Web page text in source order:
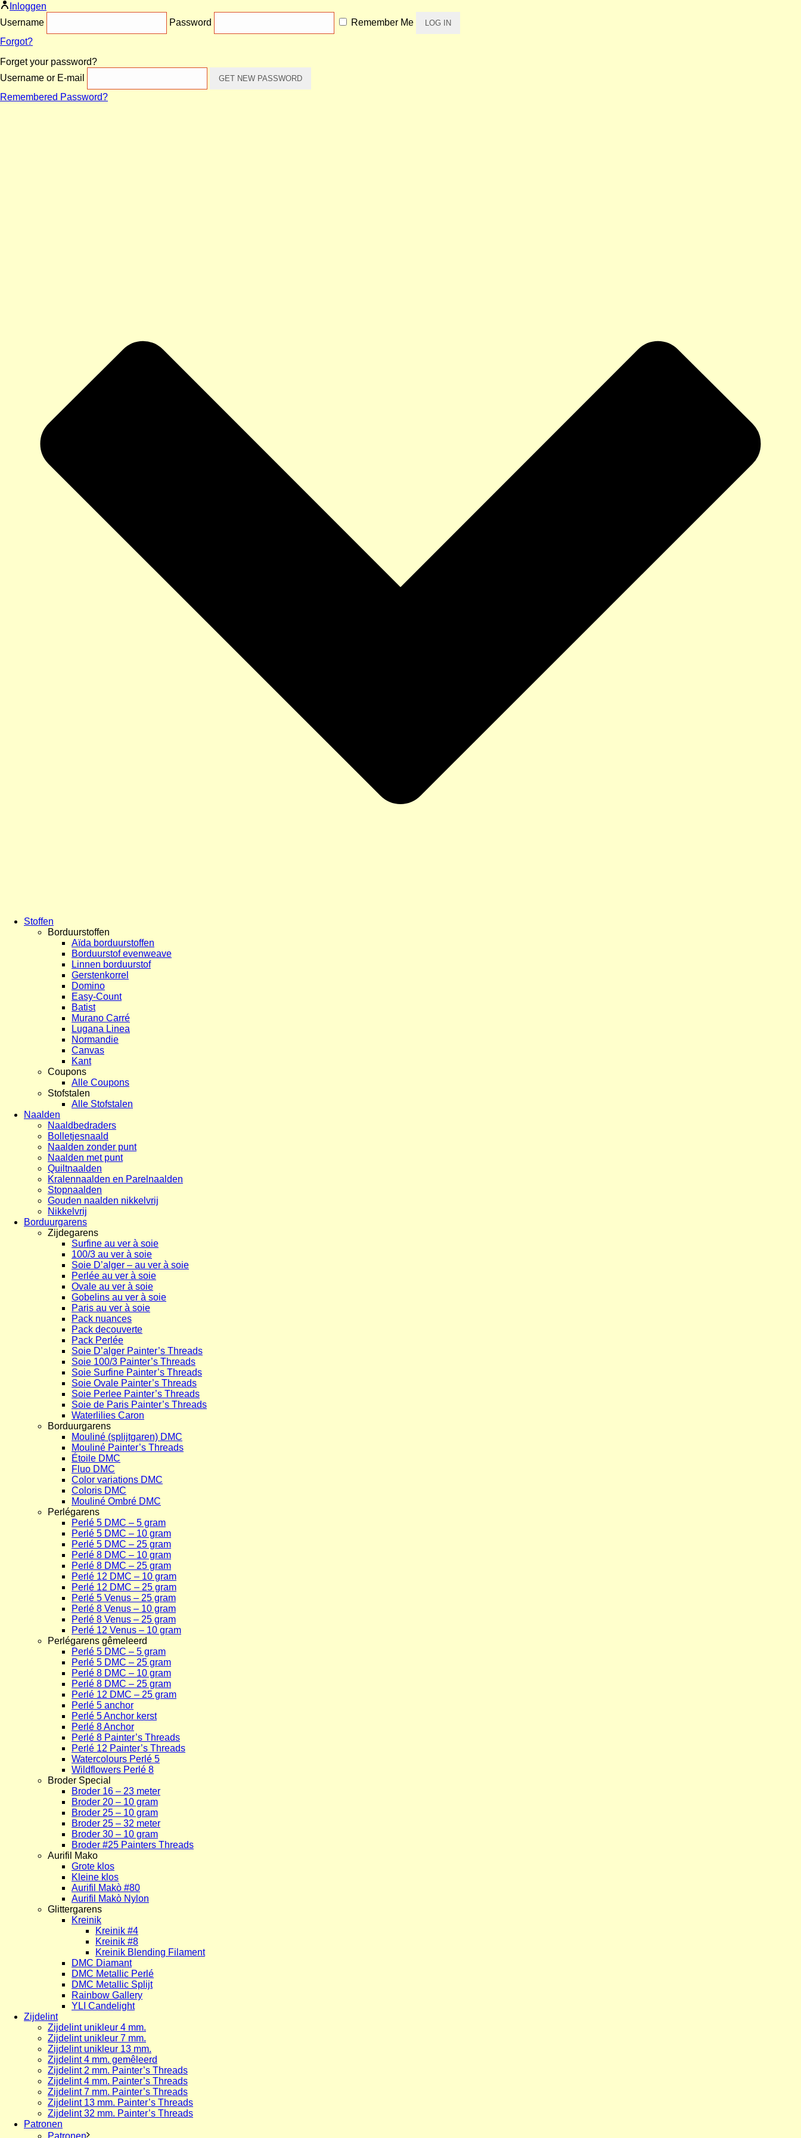
Inloggen
Username
Password
Remember Me
Forgot?
Forget your password?
Username or E-mail
Remembered Password?
Stoffen
Borduurstoffen
Aïda borduurstoffen
Borduurstof evenweave
Linnen borduurstof
Gerstenkorrel
Domino
Easy-Count
Batist
Murano Carré
Lugana Linea
Normandie
Canvas
Kant
Coupons
Alle Coupons
Stofstalen
Alle Stofstalen
Naalden
Naaldbedraders
Bolletjesnaald
Naalden zonder punt
Naalden met punt
Quiltnaalden
Kralennaalden en Parelnaalden
Stopnaalden
Gouden naalden nikkelvrij
Nikkelvrij
Borduurgarens
Zijdegarens
Surfine au ver à soie
100/3 au ver à soie
Soie D’alger – au ver à soie
Perlée au ver à soie
Ovale au ver à soie
Gobelins au ver à soie
Paris au ver à soie
Pack nuances
Pack decouverte
Pack Perlée
Soie D’alger Painter’s Threads
Soie 100/3 Painter’s Threads
Soie Surfine Painter’s Threads
Soie Ovale Painter’s Threads
Soie Perlee Painter’s Threads
Soie de Paris Painter’s Threads
Waterlilies Caron
Borduurgarens
Mouliné (splijtgaren) DMC
Mouliné Painter’s Threads
Étoile DMC
Fluo DMC
Color variations DMC
Coloris DMC
Mouliné Ombré DMC
Perlégarens
Perlé 5 DMC – 5 gram
Perlé 5 DMC – 10 gram
Perlé 5 DMC – 25 gram
Perlé 8 DMC – 10 gram
Perlé 8 DMC – 25 gram
Perlé 12 DMC – 10 gram
Perlé 12 DMC – 25 gram
Perlé 5 Venus – 25 gram
Perlé 8 Venus – 10 gram
Perlé 8 Venus – 25 gram
Perlé 12 Venus – 10 gram
Perlégarens gêmeleerd
Perlé 5 DMC – 5 gram
Perlé 5 DMC – 25 gram
Perlé 8 DMC – 10 gram
Perlé 8 DMC – 25 gram
Perlé 12 DMC – 25 gram
Perlé 5 anchor
Perlé 5 Anchor kerst
Perlé 8 Anchor
Perlé 8 Painter’s Threads
Perlé 12 Painter’s Threads
Watercolours Perlé 5
Wildflowers Perlé 8
Broder Special
Broder 16 – 23 meter
Broder 20 – 10 gram
Broder 25 – 10 gram
Broder 25 – 32 meter
Broder 30 – 10 gram
Broder #25 Painters Threads
Aurifil Mako
Grote klos
Kleine klos
Aurifil Makò #80
Aurifil Makò Nylon
Glittergarens
Kreinik
Kreinik #4
Kreinik #8
Kreinik Blending Filament
DMC Diamant
DMC Metallic Perlé
DMC Metallic Splijt
Rainbow Gallery
YLI Candelight
Zijdelint
Zijdelint unikleur 4 mm.
Zijdelint unikleur 7 mm.
Zijdelint unikleur 13 mm.
Zijdelint 4 mm. gemêleerd
Zijdelint 2 mm. Painter’s Threads
Zijdelint 4 mm. Painter’s Threads
Zijdelint 7 mm. Painter’s Threads
Zijdelint 13 mm. Painter’s Threads
Zijdelint 32 mm. Painter’s Threads
Patronen
Patronen